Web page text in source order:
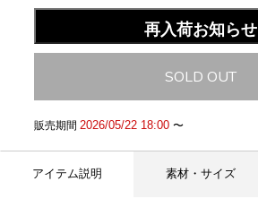
再入荷お知らせ
SOLD OUT
販売期間 2026/05/22 18:00〜
アイテム説明 素材・サイズ